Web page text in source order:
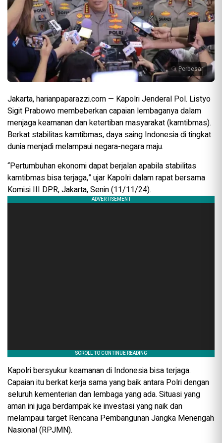
Perbesar
Jakarta, harianpaparazzi.com — Kapolri Jenderal Pol. Listyo
Sigit Prabowo membeberkan capaian lembaganya dalam
menjaga keamanan dan ketertiban masyarakat (kamtibmas).
Berkat stabilitas kamtibmas, daya saing Indonesia di tingkat
dunia menjadi melampaui negara-negara maju.
“Pertumbuhan ekonomi dapat berjalan apabila stabilitas
kamtibmas bisa terjaga,” ujar Kapolri dalam rapat bersama
Komisi III DPR, Jakarta, Senin (11/11/24).
Kapolri bersyukur keamanan di Indonesia bisa terjaga.
Capaian itu berkat kerja sama yang baik antara Polri dengan
seluruh kementerian dan lembaga yang ada. Situasi yang
aman ini juga berdampak ke investasi yang naik dan
melampaui target Rencana Pembangunan Jangka Menengah
Nasional (RPJMN).